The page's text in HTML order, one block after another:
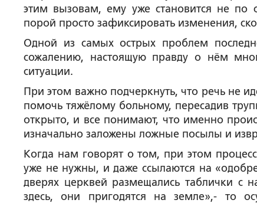
этим вызовам, ему уже становится не по
порой просто зафиксировать изменения,
Одной из самых острых проблем
сожалению, настоящую правду о нём
ситуации.
При этом важно подчеркнуть, что речь не
помочь тяжёлому больному, пересадив
открыто, и все понимают, что именно
изначально заложены ложные посылы и
Когда нам говорят о том, при этом
уже не нужны, и даже ссылаются на
дверях церквей размещались таблички с
здесь, они пригодятся на земле»,- то